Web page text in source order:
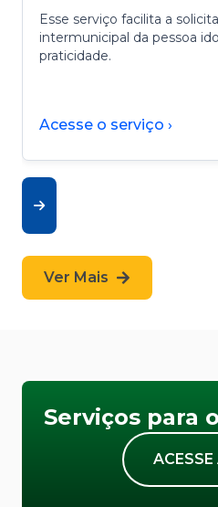
Esse serviço facilita a
intermunicipal da pessoa
praticidade.
Acesse o serviço ›
Ver Mais
Serviços para
ACESSE